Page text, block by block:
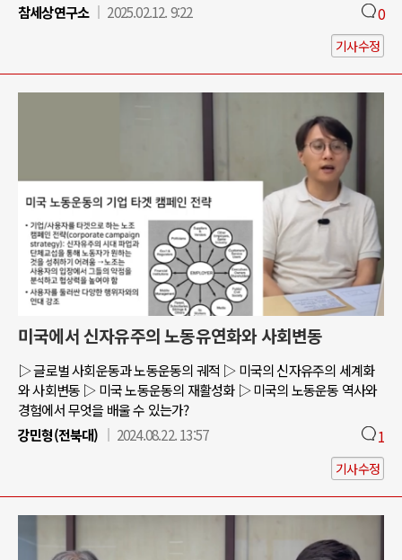
참세상연구소
2025.02.12. 9:22 0
기사수정
미국에서 신자유주의 노동유연화와 사회변동
▷ 글로벌 사회운동과 노동운동의 궤적 ▷ 미국의 신자유주의 세계화
와 사회변동 ▷ 미국 노동운동의 재활성화 ▷ 미국의 노동운동 역사와
경험에서 무엇을 배울 수 있는가?
강민형(전북대)
2024.08.22. 13:57 1
기사수정